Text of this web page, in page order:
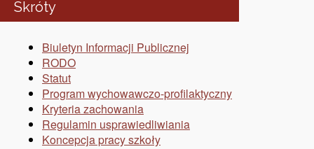
Skróty
Biuletyn Informacji Publicznej
RODO
Statut
Program wychowawczo-profilaktyczny
Kryteria zachowania
Regulamin usprawiedliwiania
Koncepcja pracy szkoły